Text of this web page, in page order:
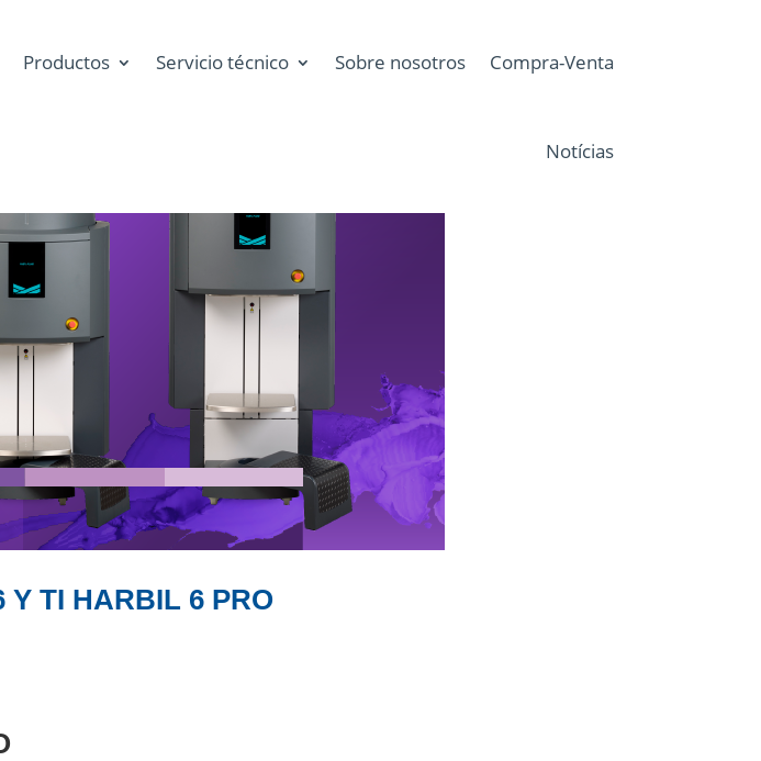
Productos Servicio técnico Sobre nosotros Compra-Venta
Notícias
Y TI HARBIL 6 PRO